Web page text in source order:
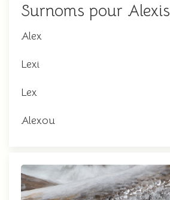
Surnoms pour Alexis
Alex
Lexi
Lex
Alexou